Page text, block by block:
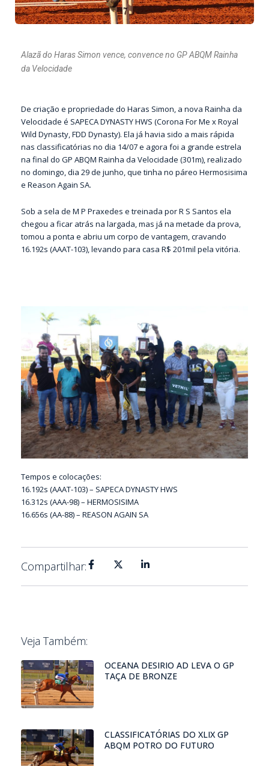
Alazã do Haras Simon vence, convence no GP ABQM Rainha
da Velocidade
De criação e propriedade do Haras Simon, a nova Rainha da
Velocidade é SAPECA DYNASTY HWS (Corona For Me x Royal
Wild Dynasty, FDD Dynasty). Ela já havia sido a mais rápida
nas classificatórias no dia 14/07 e agora foi a grande estrela
na final do GP ABQM Rainha da Velocidade (301m), realizado
no domingo, dia 29 de junho, que tinha no páreo Hermosisima
e Reason Again SA.
Sob a sela de M P Praxedes e treinada por R S Santos ela
chegou a ficar atrás na largada, mas já na metade da prova,
tomou a ponta e abriu um corpo de vantagem, cravando
16.192s (AAAT-103), levando para casa R$ 201mil pela vitória.
Tempos e colocações:
16.192s (AAAT-103) – SAPECA DYNASTY HWS
16.312s (AAA-98) – HERMOSISIMA
16.656s (AA-88) – REASON AGAIN SA
Compartilhar:
Veja Também:
OCEANA DESIRIO AD LEVA O GP
TAÇA DE BRONZE
CLASSIFICATÓRIAS DO XLIX GP
ABQM POTRO DO FUTURO